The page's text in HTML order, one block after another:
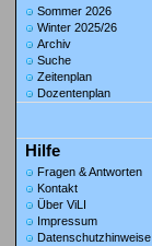
Sommer 2026
Winter 2025/26
Archiv
Suche
Zeitenplan
Dozentenplan
Hilfe
Fragen & Antworten
Kontakt
Über ViLI
Impressum
Datenschutzhinweise